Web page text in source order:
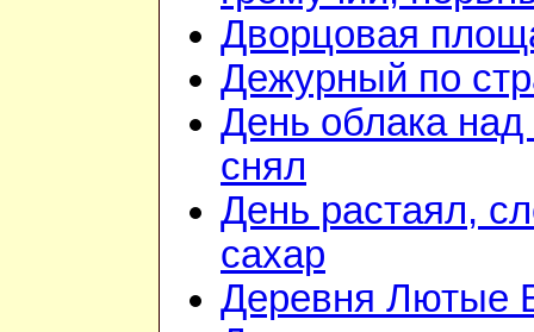
Дворцовая
Дежурный по
День облака
снял
День растаял,
сахар
Деревня Лютые